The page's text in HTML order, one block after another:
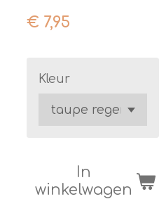
€ 7,95
Kleur
In
winkelwagen